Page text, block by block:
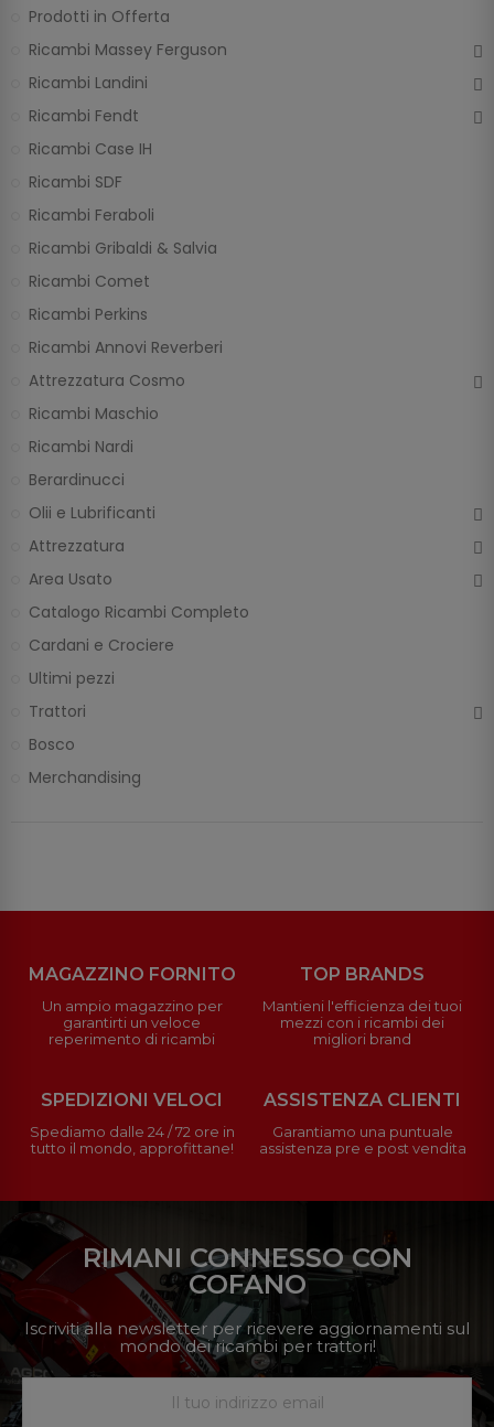
Prodotti in Offerta
Ricambi Massey Ferguson
Ricambi Landini
Ricambi Fendt
Ricambi Case IH
Ricambi SDF
Ricambi Feraboli
Ricambi Gribaldi & Salvia
Ricambi Comet
Ricambi Perkins
Ricambi Annovi Reverberi
Attrezzatura Cosmo
Ricambi Maschio
Ricambi Nardi
Berardinucci
Olii e Lubrificanti
Attrezzatura
Area Usato
Catalogo Ricambi Completo
Cardani e Crociere
Ultimi pezzi
Trattori
Bosco
Merchandising
MAGAZZINO FORNITO
Un ampio magazzino per
garantirti un veloce
reperimento di ricambi
TOP BRANDS
Mantieni l'efficienza dei tuoi
mezzi con i ricambi dei
migliori brand
SPEDIZIONI VELOCI
Spediamo dalle 24 / 72 ore in
tutto il mondo, approfittane!
ASSISTENZA CLIENTI
Garantiamo una puntuale
assistenza pre e post vendita
RIMANI CONNESSO CON
COFANO
Iscriviti alla newsletter per ricevere aggiornamenti sul
mondo dei ricambi per trattori!